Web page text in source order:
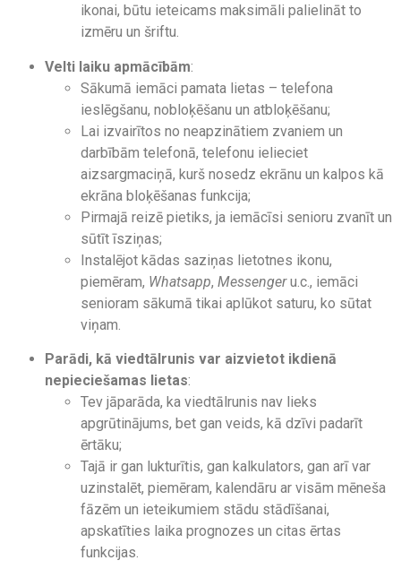
ikonai, būtu ieteicams maksimāli palielināt to
izmēru un šriftu.
Velti laiku apmācībām:
Sākumā iemāci pamata lietas – telefona
ieslēgšanu, nobloķēšanu un atbloķēšanu;
Lai izvairītos no neapzinātiem zvaniem un
darbībām telefonā, telefonu ielieciet
aizsargmaciņā, kurš nosedz ekrānu un kalpos kā
ekrāna bloķēšanas funkcija;
Pirmajā reizē pietiks, ja iemācīsi senioru zvanīt un
sūtīt īsziņas;
Instalējot kādas saziņas lietotnes ikonu,
piemēram, Whatsapp, Messengeru.c., iemāci
senioram sākumā tikai aplūkot saturu, ko sūtat
viņam.
Parādi, kā viedtālrunis var aizvietot ikdienā
nepieciešamas lietas:
Tev jāparāda, ka viedtālrunis nav lieks
apgrūtinājums, bet gan veids, kā dzīvi padarīt
ērtāku;
Tajā ir gan lukturītis, gan kalkulators, gan arī var
uzinstalēt, piemēram, kalendāru ar visām mēneša
fāzēm un ieteikumiem stādu stādīšanai,
apskatīties laika prognozes un citas ērtas
funkcijas.